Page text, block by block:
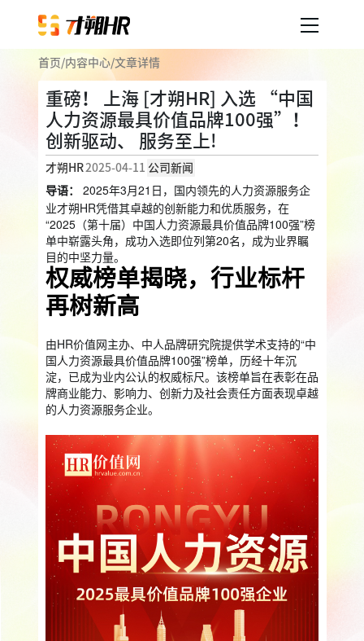
企业人事外包
企业社保 薪税服务 劳务派遣
用工外包
业务外包 岗位外包 灵活用工
员工福利
员工体验 员工商保 员工关怀 员工培训
福利采购
法务咨询
提供一站式员工法务咨询
企业助残残保业务
企业公益助残 残保金规划
个人社保保障业务
社保公积金缴纳 上海落户规划 海积分办理
数组营销创新业务
营销立减金 扫码营销红包 城市优惠券
服务案例
关于才朔
公司介绍
加入我们
服务优势
智能工具
首页/内容中心/文章详情
重磅！ 上海 [才朔HR] 入选 “中国
人力资源最具价值品牌100强”！
创新驱动、 服务至上!
才朔HR2025-04-11 公司新闻
导语：
2025年3月21日，国内领先的人力资源服务企
业才朔HR凭借其卓越的创新能力和优质服务，在
“2025（第十届）中国人力资源最具价值品牌100强”榜
单中崭露头角，成功入选即位列第20名，成为业界瞩
目的中坚力量。
权威榜单揭晓，行业标杆
再树新高
由HR价值网主办、中人品牌研究院提供学术支持的“中
国人力资源最具价值品牌100强”榜单，历经十年沉
淀，已成为业内公认的权威标尺。该榜单旨在表彰在品
牌商业能力、影响力、创新力及社会责任方面表现卓越
的人力资源服务企业。